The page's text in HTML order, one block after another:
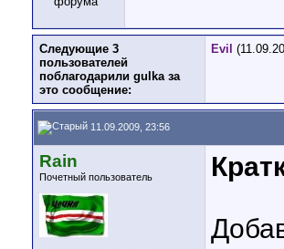
Следующие 3
пользователей
поблагодарили gulka за
это сообщение:
Evil
11.09.2009, 23:56
Rain
Почетный пользователь